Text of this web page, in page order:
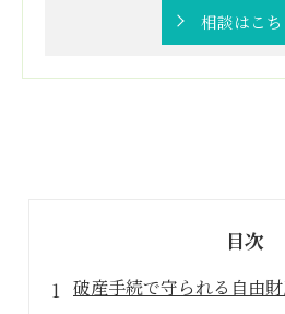
相談はこち
目次
破産手続で守られる自由